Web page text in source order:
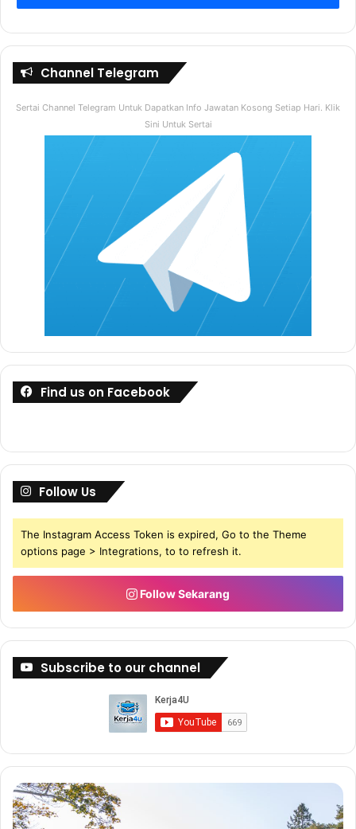
ditetapkan. Setiap jawapan ada “SKOR” tersendiri dan pada
akhirnya calon ditapis daripada mereka yang mempunyai
“SKOR” tinggi. Itu ja. Jadi tips penting untuk sukses dalam
ujian ini adalah; “Tonjolkan nilai positif, sembunyikan
Perkongsian Dari SPA
Contoh Soalan Ujian Psikometrik
3304
KUIZ UJIAN PSIKOMETRIK
Percuma
1. Apabila jiran memasing radio dengan kuat, biasanya saya
Channel Telegram
Sertai Channel Telegram Untuk Dapatkan Info Jawatan Kosong Setiap Hari. Klik
Sini Untuk Sertai
Find us on Facebook
Follow Us
The Instagram Access Token is expired, Go to the Theme
options page > Integrations, to to refresh it.
Follow Sekarang
Subscribe to our channel
Buat
5-
6